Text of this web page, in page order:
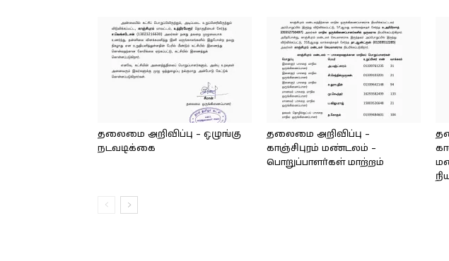
தலைமை அறிவிப்பு – ஒழுங்கு
நடவடிக்கை
தலைமை அறிவிப்பு –
காஞ்சிபுரம் மண்டலம் –
பொறுப்பாளர்கள் மாற்றம்